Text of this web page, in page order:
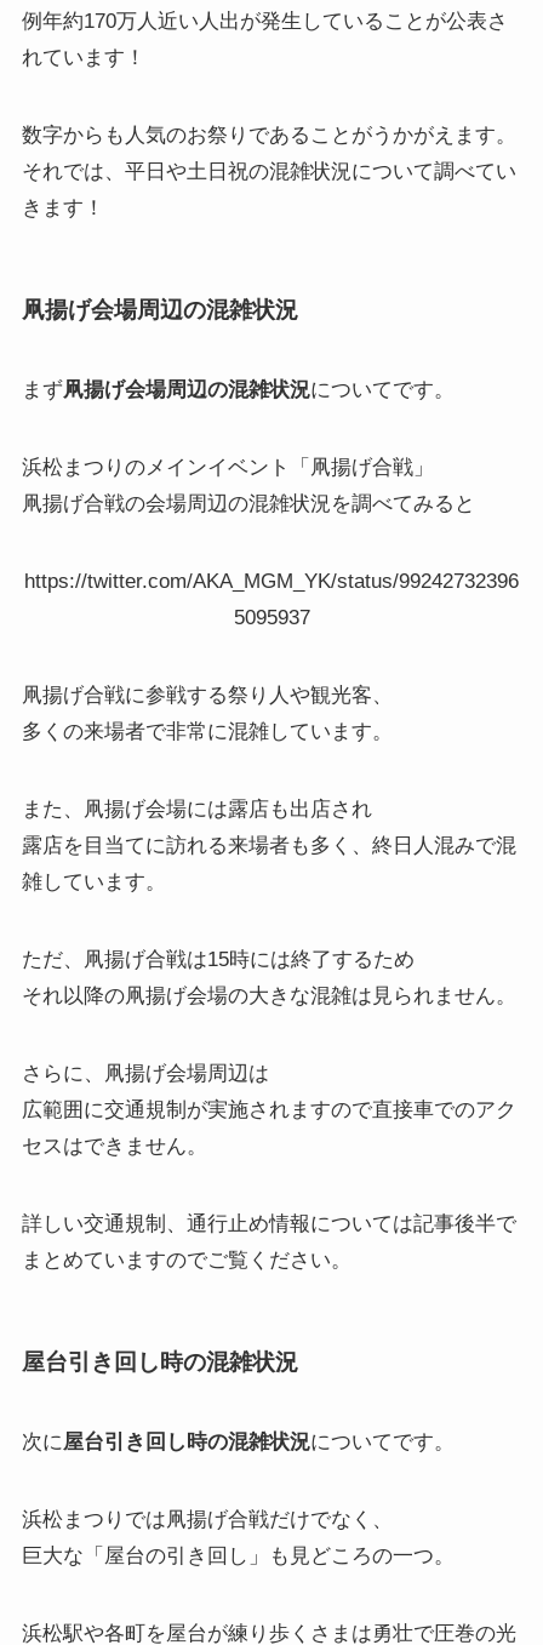
例年約170万人近い人出が発生していることが公表さ
れています！
数字からも人気のお祭りであることがうかがえます。
それでは、平日や土日祝の混雑状況について調べてい
きます！
凧揚げ会場周辺の混雑状況
まず凧揚げ会場周辺の混雑状況についてです。
浜松まつりのメインイベント「凧揚げ合戦」
凧揚げ合戦の会場周辺の混雑状況を調べてみると
https://twitter.com/AKA_MGM_YK/status/99242732396
5095937
凧揚げ合戦に参戦する祭り人や観光客、
多くの来場者で非常に混雑しています。
また、凧揚げ会場には露店も出店され
露店を目当てに訪れる来場者も多く、終日人混みで混
雑しています。
ただ、凧揚げ合戦は15時には終了するため
それ以降の凧揚げ会場の大きな混雑は見られません。
さらに、凧揚げ会場周辺は
広範囲に交通規制が実施されますので直接車でのアク
セスはできません。
詳しい交通規制、通行止め情報については記事後半で
まとめていますのでご覧ください。
屋台引き回し時の混雑状況
次に屋台引き回し時の混雑状況についてです。
浜松まつりでは凧揚げ合戦だけでなく、
巨大な「屋台の引き回し」も見どころの一つ。
浜松駅や各町を屋台が練り歩くさまは勇壮で圧巻の光